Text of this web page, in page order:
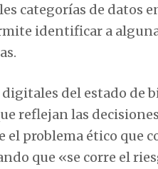
categorías de datos
identificar a
del estado de
reflejan las
el problema ético que
que «se corre el